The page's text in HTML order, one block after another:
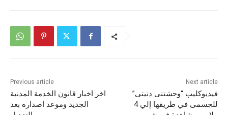
Previous article
اخر اخبار قانون الخدمة المدنية
الجديد وموعد اصداره بعد
Next article
فيديوكليب “وحشتنى دنيتى”
للجسمى في طريقها إلي 4